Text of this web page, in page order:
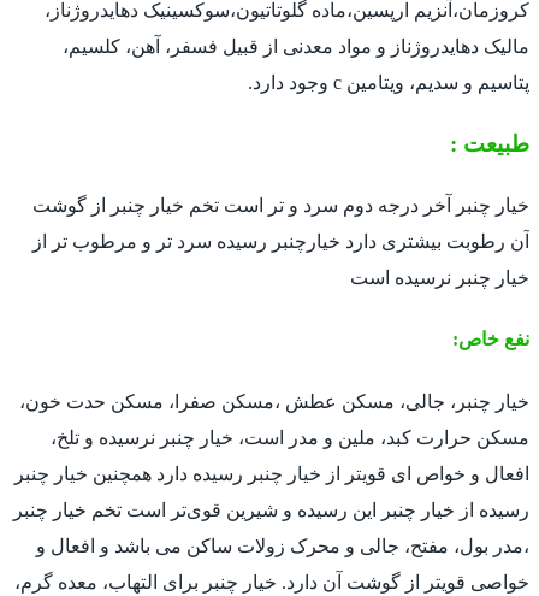
کروزمان،آنزیم ارپسین،ماده گلوتاتیون،سوکسینیک دهایدروژناز،
مالیک دهایدروژناز و مواد معدنی از قبیل فسفر، آهن، کلسیم،
پتاسیم و سدیم، ویتامین c وجود دارد.
طبیعت :
خیار چنبر آخر درجه دوم سرد و تر است تخم خیار چنبر از گوشت
آن رطوبت بیشتری دارد خیارچنبر رسیده سرد تر و مرطوب تر از
خیار چنبر نرسیده است
نفع خاص:
خیار چنبر، جالی، مسکن عطش ،مسکن صفرا، مسکن حدت خون،
مسکن حرارت کبد، ملین و مدر است، خیار چنبر نرسیده و تلخ،
افعال و خواص ای قویتر از خیار چنبر رسیده دارد همچنین خیار چنبر
رسیده از خیار چنبر این رسیده و شیرین قوی‌تر است تخم خیار چنبر
،مدر بول، مفتح، جالی و محرک زولات ساکن می باشد و افعال و
خواصی قویتر از گوشت آن دارد. خیار چنبر برای التهاب، معده گرم،